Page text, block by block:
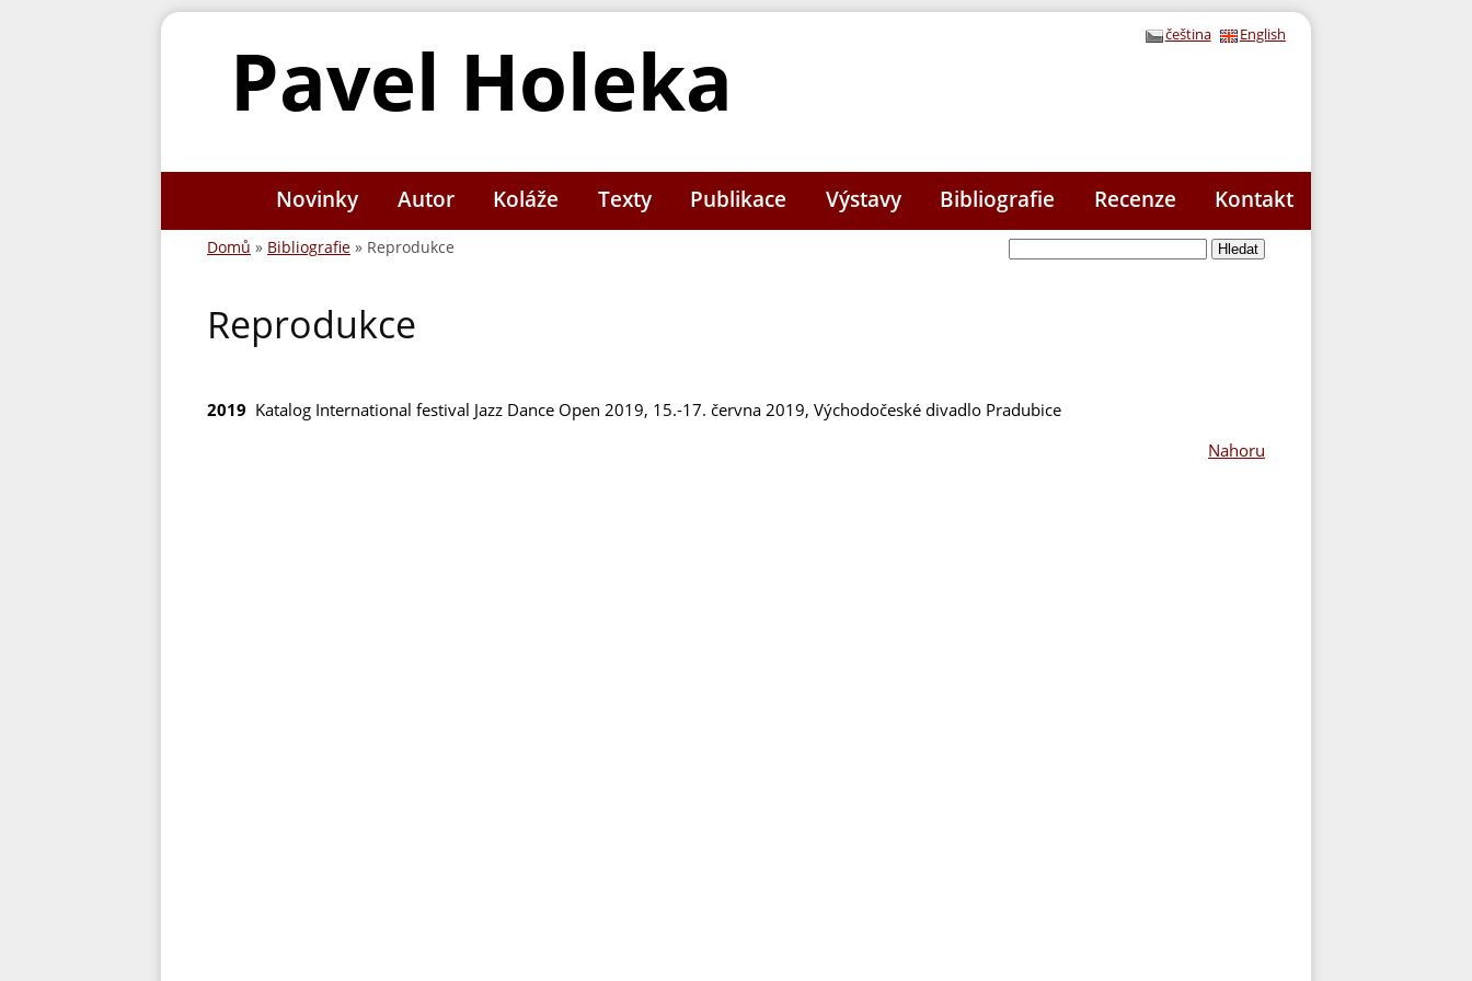
čeština English
Pavel Holeka
Novinky Autor Koláže Texty Publikace Výstavy Bibliografie Recenze Kontakt
Domů » Bibliografie » Reprodukce
Reprodukce
2019 Katalog International festival Jazz Dance Open 2019, 15.-17. června 2019, Východočeské divadlo Pradubice
Nahoru